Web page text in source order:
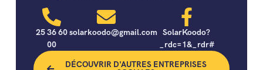
25 36 60
00
solarkoodo@gmail.com SolarKoodo?
_rdc=1&_rdr#
DÉCOUVRIR D'AUTRES ENTREPRISES